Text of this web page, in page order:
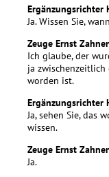
Ergänzungsrichter
Ja. Wissen Sie,
Zeuge Ernst
Ich glaube, der
ja zwischenzeitlich
worden ist.
Ergänzungsrichter
Ja, sehen Sie, das
wissen.
Zeuge Ernst
Ja.